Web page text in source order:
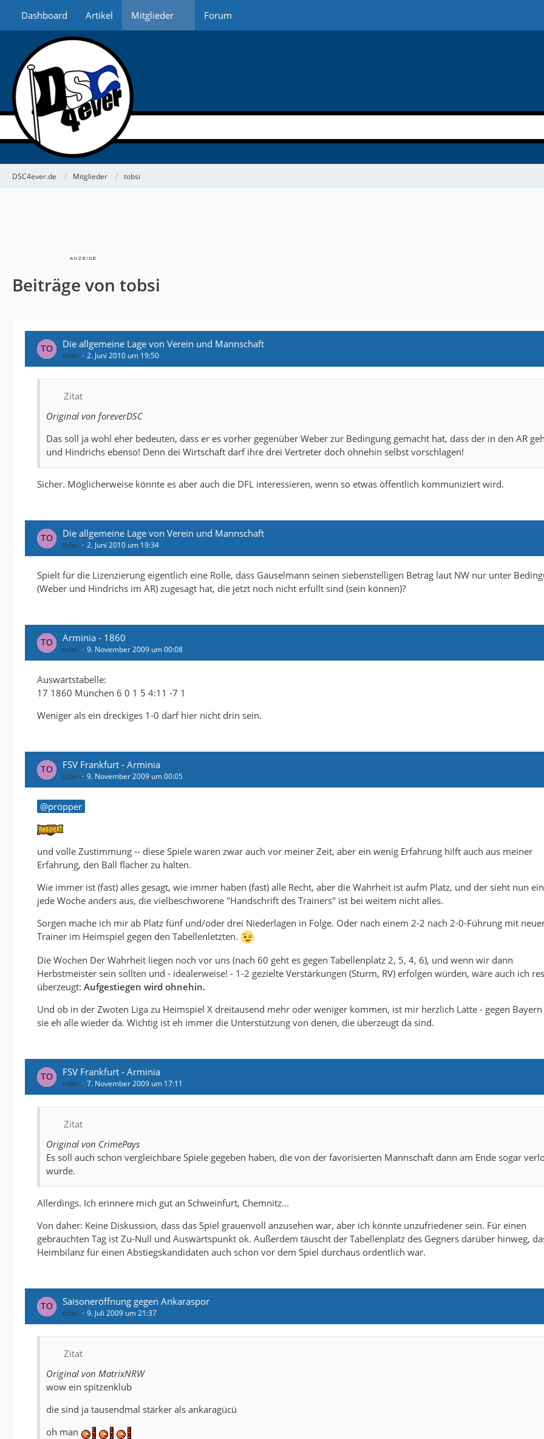
Dashboard Artikel Mitglieder Forum
DSC4ever.de Mitglieder tobsi
Beiträge von tobsi
Die allgemeine Lage von Verein und Mannschaft
tobsi 2. Juni 2010 um 19:50
Zitat
Original von foreverDSC
Das soll ja wohl eher bedeuten, dass er es vorher gegenüber Weber zur Bedingung gemacht hat, dass der in den AR
und Hindrichs ebenso! Denn dei Wirtschaft darf ihre drei Vertreter doch ohnehin selbst vorschlagen!
Sicher. Möglicherweise könnte es aber auch die DFL interessieren, wenn so etwas öffentlich kommuniziert wird.
Die allgemeine Lage von Verein und Mannschaft
tobsi 2. Juni 2010 um 19:34
Spielt für die Lizenzierung eigentlich eine Rolle, dass Gauselmann seinen siebenstelligen Betrag laut NW nur unter
(Weber und Hindrichs im AR) zugesagt hat, die jetzt noch nicht erfüllt sind (sein können)?
Arminia - 1860
tobsi 9. November 2009 um 00:08
Auswärtstabelle:
17 1860 München 6 0 1 5 4:11 -7 1
Weniger als ein dreckiges 1-0 darf hier nicht drin sein.
FSV Frankfurt - Arminia
tobsi 9. November 2009 um 00:05
pröpper
und volle Zustimmung -- diese Spiele waren zwar auch vor meiner Zeit, aber ein wenig Erfahrung hilft auch aus meiner
Erfahrung, den Ball flacher zu halten.
Wie immer ist (fast) alles gesagt, wie immer haben (fast) alle Recht, aber die Wahrheit ist aufm Platz, und der sieht nun
jede Woche anders aus, die vielbeschworene "Handschrift des Trainers" ist bei weitem nicht alles.
Sorgen mache ich mir ab Platz fünf und/oder drei Niederlagen in Folge. Oder nach einem 2-2 nach 2-0-Führung mit
Trainer im Heimspiel gegen den Tabellenletzten.
Die Wochen Der Wahrheit liegen noch vor uns (nach 60 geht es gegen Tabellenplatz 2, 5, 4, 6), und wenn wir dann
Herbstmeister sein sollten und - idealerweise! - 1-2 gezielte Verstärkungen (Sturm, RV) erfolgen würden, wäre auch ich
überzeugt: Aufgestiegen wird ohnehin.
Und ob in der Zwoten Liga zu Heimspiel X dreitausend mehr oder weniger kommen, ist mir herzlich Latte - gegen
sie eh alle wieder da. Wichtig ist eh immer die Unterstützung von denen, die überzeugt da sind.
FSV Frankfurt - Arminia
tobsi 7. November 2009 um 17:11
Zitat
Original von CrimePays
Es soll auch schon vergleichbare Spiele gegeben haben, die von der favorisierten Mannschaft dann am Ende sogar
wurde.
Allerdings. Ich erinnere mich gut an Schweinfurt, Chemnitz...
Von daher: Keine Diskussion, dass das Spiel grauenvoll anzusehen war, aber ich könnte unzufriedener sein. Für einen
gebrauchten Tag ist Zu-Null und Auswärtspunkt ok. Außerdem täuscht der Tabellenplatz des Gegners darüber hinweg,
Heimbilanz für einen Abstiegskandidaten auch schon vor dem Spiel durchaus ordentlich war.
Saisoneröffnung gegen Ankaraspor
tobsi 9. Juli 2009 um 21:37
Zitat
Original von MatrixNRW
wow ein spitzenklub
die sind ja tausendmal stärker als ankaragücü
oh man